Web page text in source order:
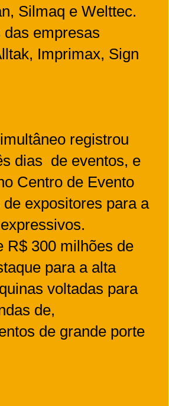
Silmaq e Welttec.
empresas
Imprimax, Sign
registrou
dias de eventos, e
Centro de Evento
expositores para a
R$ 300 milhões de
para a alta
voltadas para
de,
de grande porte